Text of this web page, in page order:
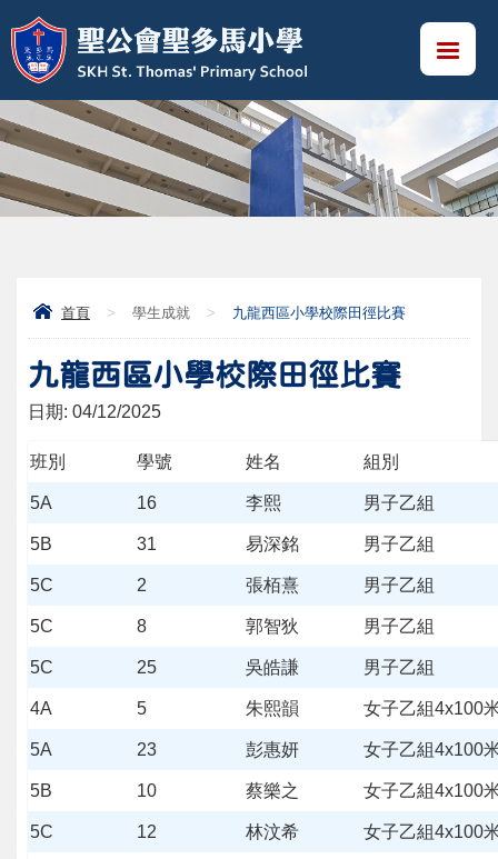
首頁 > 學生成就 > 九龍西區小學校際田徑比賽
九龍西區小學校際田徑比賽
日期: 04/12/2025
班別 學號 姓名 組別
5A 16 李熙 男子乙組
5B 31 易深銘 男子乙組
5C 2 張栢熹 男子乙組
5C 8 郭智狄 男子乙組
5C 25 吳皓謙 男子乙組
4A 5 朱熙韻 女子乙組4x100
5A 23 彭惠妍 女子乙組4x100
5B 10 蔡樂之 女子乙組4x100
5C 12 林汶希 女子乙組4x100